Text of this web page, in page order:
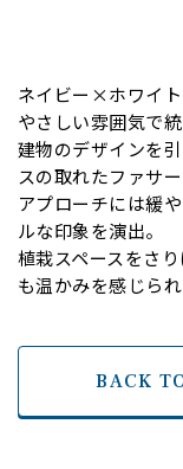
ネイビー×ホワイ
やさしい雰囲気で統
建物のデザインを
スの取れたファサ
アプローチには緩
ルな印象を演出。
植栽スペースをさ
も温かみを感じら
BACK